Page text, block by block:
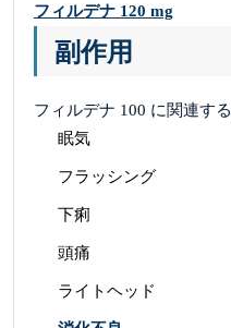
フィルデナ 120 mg
副作用
フィルデナ 100 に関連す
眠気
フラッシング
下痢
頭痛
ライトヘッド